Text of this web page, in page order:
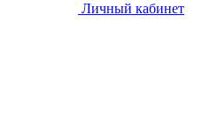
Личный кабинет